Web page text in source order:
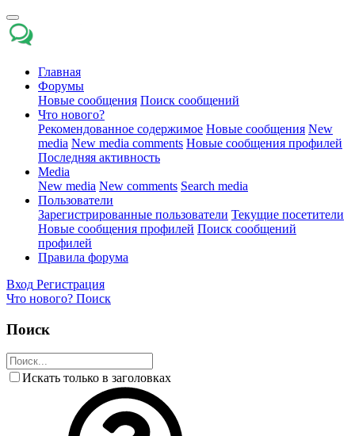
Главная
Форумы
Новые сообщения Поиск сообщений
Что нового?
Рекомендованное содержимое Новые сообщения New
media New media comments Новые сообщения профилей
Последняя активность
Media
New media New comments Search media
Пользователи
Зарегистрированные пользователи Текущие посетители
Новые сообщения профилей Поиск сообщений
профилей
Правила форума
Вход Регистрация
Что нового? Поиск
Поиск
Искать только в заголовках